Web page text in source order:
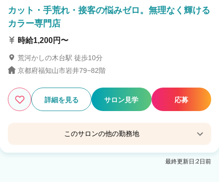
カット・手荒れ・接客の悩みゼロ。無理なく輝ける
カラー専門店
時給1,200円〜
荒河かしの木台駅 徒歩10分
京都府福知山市岩井79−82階
詳細を見る サロン見学 応募
このサロンの他の勤務地
CASA COLOR 洛北阪急スクエア
最終更新日:2日前